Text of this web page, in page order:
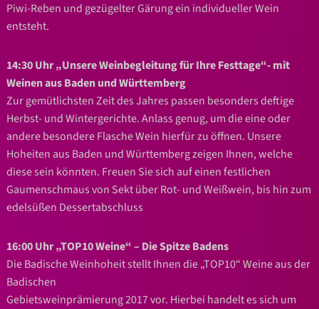
Piwi-Reben und gezügelter Gärung ein individueller Wein
entsteht.
14:30 Uhr „Unsere Weinbegleitung für Ihre Festtage“- mit
Weinen aus Baden und Württemberg
Zur gemütlichsten Zeit des Jahres passen besonders deftige
Herbst- und Wintergerichte. Anlass genug, um die eine oder
andere besondere Flasche Wein hierfür zu öffnen. Unsere
Hoheiten aus Baden und Württemberg zeigen Ihnen, welche
diese sein könnten. Freuen Sie sich auf einen festlichen
Gaumenschmaus von Sekt über Rot- und Weißwein, bis hin zum
edelsüßen Dessertabschluss
16:00 Uhr „TOP10 Weine“ – Die Spitze Badens
Die Badische Weinhoheit stellt Ihnen die „TOP10“ Weine aus der
Badischen
Gebietsweinprämierung 2017 vor. Hierbei handelt es sich um